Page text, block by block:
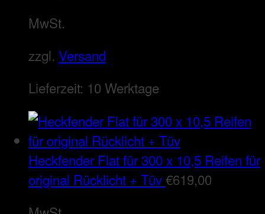
MwSt.
zzgl. Versand
Lieferzeit: 10 Werktage
Heckfender Flat für 300 x 10,5 Reifen für
original Rücklicht + Tüv€619,00